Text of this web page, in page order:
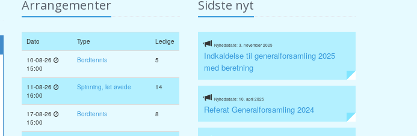
Arrangementer
Dato Type Ledige
10-08-26
15:00
Bordtennis 5
11-08-26
16:00
Spinning, let øvede 14
17-08-26
15:00
Bordtennis 8
Sidste nyt
Nyhedsdato: 3. november 2025
Indkaldelse til generalforsamling 2025
med beretning
Nyhedsdato: 10. april 2025
Referat Generalforsamling 2024